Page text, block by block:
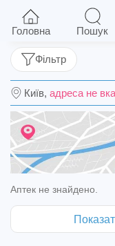
Ліпразид
Київ, адреса не
Фільтр
Аптек не знайдено.
Головна Пошук